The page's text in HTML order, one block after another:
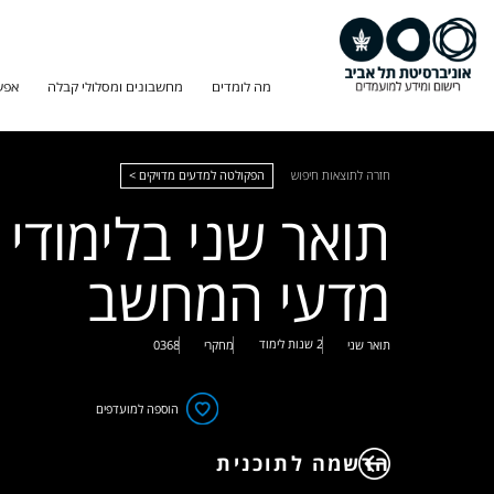
מה לומדים מחשבונים ומסלולי קבלה
חזרה לתוצאות חיפוש הפקולטה למדעים מדויקים >
תואר שני בלימודי
מדעי המחשב
תואר שני 2 שנות לימוד מחקרי 0368
הוספה למועדפים
הרשמה לתוכנית